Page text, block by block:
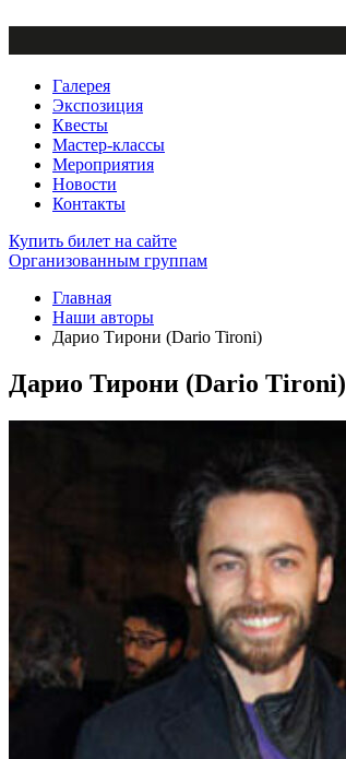
Галерея
Экспозиция
Квесты
Мастер-классы
Мероприятия
Новости
Контакты
Купить билет на сайте
Организованным группам
Главная
Наши авторы
Дарио Тирони (Dario Tironi)
Дарио Тирони (Dario Tironi)